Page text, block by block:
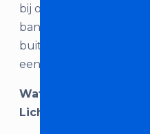
bij onze
banners zijn van stevig
buiten te gebruiken.
eenvoudig te
Wat je krijgt als je
Licht en Geluid